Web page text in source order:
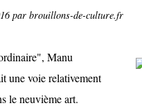
par brouillons-de-culture.fr
Manu
une voie relativement
le neuvième art.